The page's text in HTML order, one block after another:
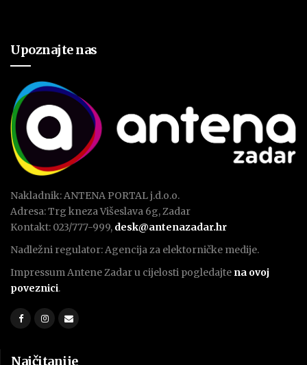
Upoznajte nas
Nakladnik: ANTENA PORTAL j.d.o.o.
Adresa: Trg kneza Višeslava 6g, Zadar
Kontakt: 023/777-999, desk@antenazadar.hr
Nadležni regulator: Agencija za elektorničke medije.
Impressum Antene Zadar u cijelosti pogledajte na ovoj
poveznici.
Najčitanije